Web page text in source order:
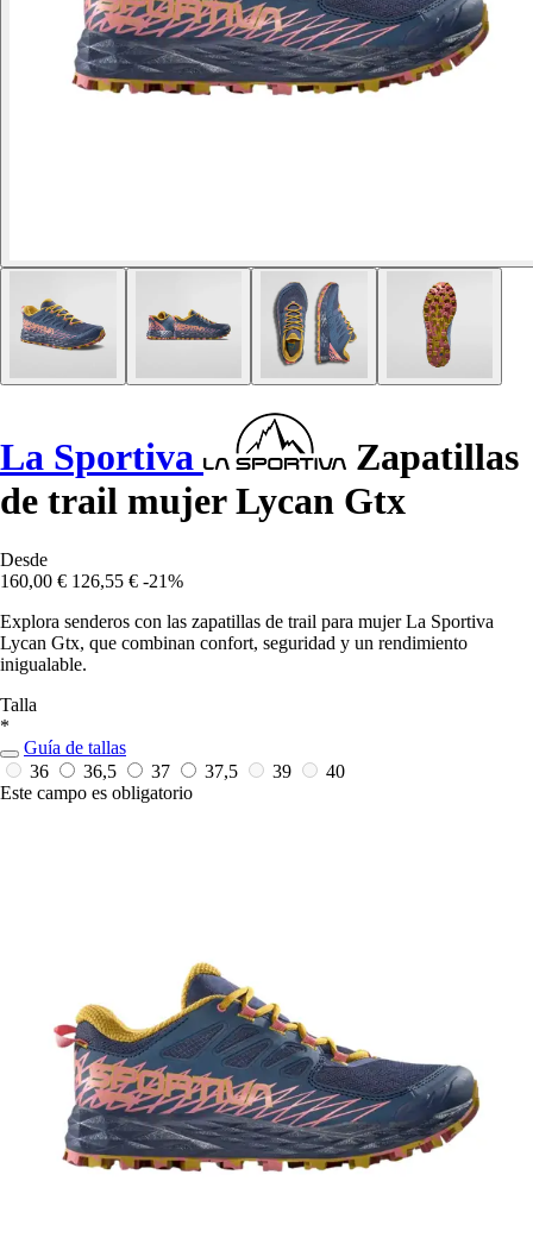
La Sportiva
Zapatillas
de trail mujer Lycan Gtx
Desde
160,00 € 126,55 € -21%
Explora senderos con las zapatillas de trail para mujer La Sportiva
Lycan Gtx, que combinan confort, seguridad y un rendimiento
inigualable.
Talla
*
Guía de tallas
36
36,5 37 37,5 39
40
Este campo es obligatorio